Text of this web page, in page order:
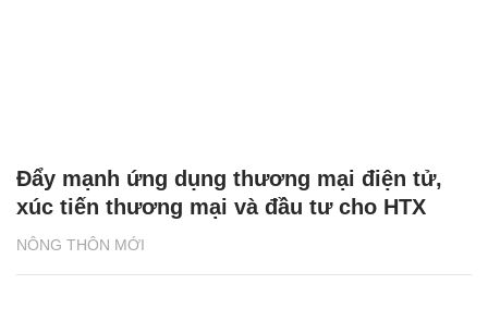
NÔNG THÔN MỚI
Đẩy mạnh ứng dụng thương mại điện tử,
xúc tiến thương mại và đầu tư cho HTX